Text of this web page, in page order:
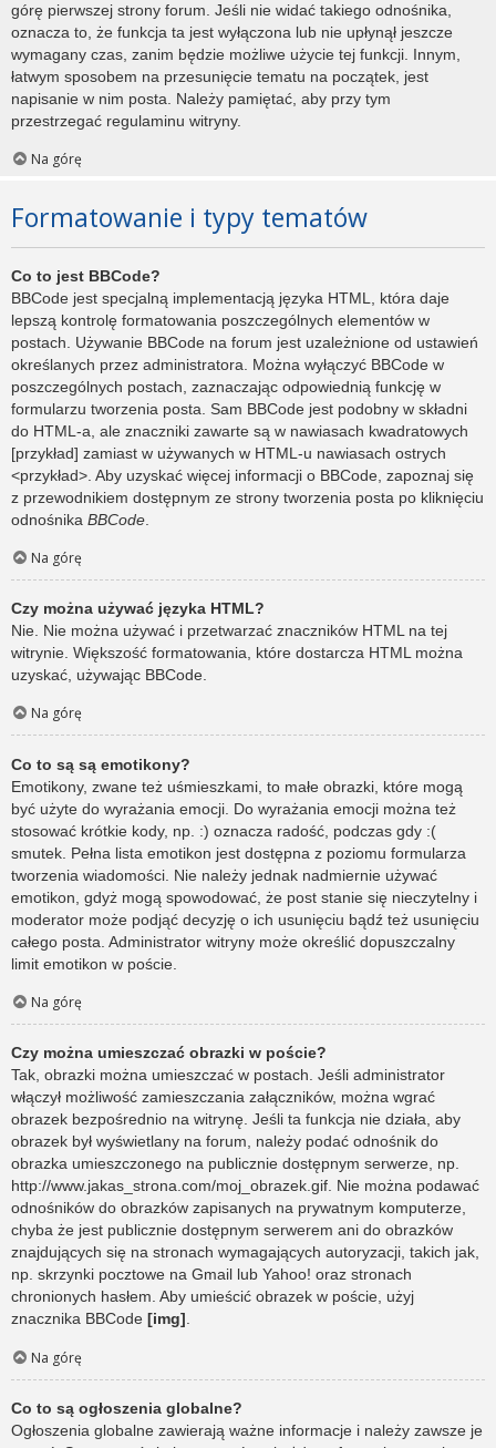
górę pierwszej strony forum. Jeśli nie widać takiego odnośnika,
oznacza to, że funkcja ta jest wyłączona lub nie upłynął jeszcze
wymagany czas, zanim będzie możliwe użycie tej funkcji. Innym,
łatwym sposobem na przesunięcie tematu na początek, jest
napisanie w nim posta. Należy pamiętać, aby przy tym
przestrzegać regulaminu witryny.
Na górę
Formatowanie i typy tematów
Co to jest BBCode?
BBCode jest specjalną implementacją języka HTML, która daje
lepszą kontrolę formatowania poszczególnych elementów w
postach. Używanie BBCode na forum jest uzależnione od ustawień
określanych przez administratora. Można wyłączyć BBCode w
poszczególnych postach, zaznaczając odpowiednią funkcję w
formularzu tworzenia posta. Sam BBCode jest podobny w składni
do HTML-a, ale znaczniki zawarte są w nawiasach kwadratowych
[przykład] zamiast w używanych w HTML-u nawiasach ostrych
<przykład>. Aby uzyskać więcej informacji o BBCode, zapoznaj się
z przewodnikiem dostępnym ze strony tworzenia posta po kliknięciu
odnośnika BBCode
Na górę
Czy można używać języka HTML?
Nie. Nie można używać i przetwarzać znaczników HTML na tej
witrynie. Większość formatowania, które dostarcza HTML można
uzyskać, używając BBCode.
Na górę
Co to są są emotikony?
Emotikony, zwane też uśmieszkami, to małe obrazki, które mogą
być użyte do wyrażania emocji. Do wyrażania emocji można też
stosować krótkie kody, np. :) oznacza radość, podczas gdy :(
smutek. Pełna lista emotikon jest dostępna z poziomu formularza
tworzenia wiadomości. Nie należy jednak nadmiernie używać
emotikon, gdyż mogą spowodować, że post stanie się nieczytelny i
moderator może podjąć decyzję o ich usunięciu bądź też usunięciu
całego posta. Administrator witryny może określić dopuszczalny
limit emotikon w poście.
Na górę
Czy można umieszczać obrazki w poście?
Tak, obrazki można umieszczać w postach. Jeśli administrator
włączył możliwość zamieszczania załączników, można wgrać
obrazek bezpośrednio na witrynę. Jeśli ta funkcja nie działa, aby
obrazek był wyświetlany na forum, należy podać odnośnik do
obrazka umieszczonego na publicznie dostępnym serwerze, np.
http://www.jakas_strona.com/moj_obrazek.gif. Nie można podawać
odnośników do obrazków zapisanych na prywatnym komputerze,
chyba że jest publicznie dostępnym serwerem ani do obrazków
znajdujących się na stronach wymagających autoryzacji, takich jak,
np. skrzynki pocztowe na Gmail lub Yahoo! oraz stronach
chronionych hasłem. Aby umieścić obrazek w poście, użyj
znacznika BBCode [img].
Na górę
Co to są ogłoszenia globalne?
Ogłoszenia globalne zawierają ważne informacje i należy zawsze je